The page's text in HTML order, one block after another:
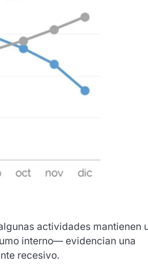
actividades mantienen
interno— evidencian una
recesivo.